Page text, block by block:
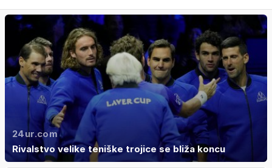
24ur.com
Rivalstvo velike teniške trojice se bliža koncu